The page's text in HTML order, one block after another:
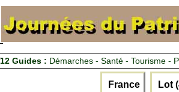
12 Guides : Démarches - Santé - Tourisme -
France Lot